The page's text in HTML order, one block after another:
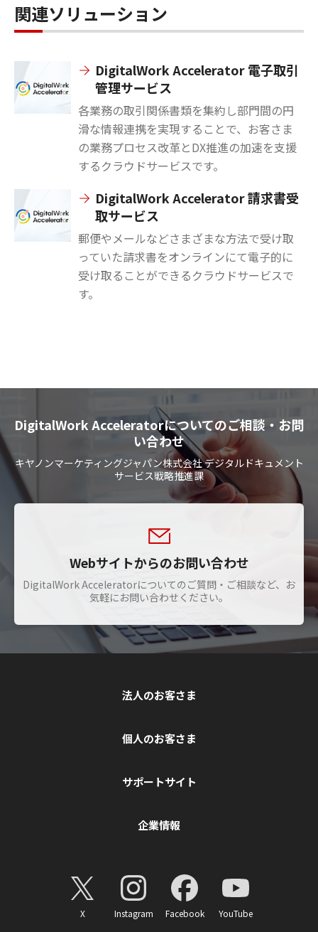
関連ソリューション
DigitalWork Accelerator 電子取引
管理サービス
各業務の取引関係書類を集約し部門間の円
滑な情報連携を実現することで、お客さま
の業務プロセス改革とDX推進の加速を支援
するクラウドサービスです。
DigitalWork Accelerator 請求書受
取サービス
郵便やメールなどさまざまな方法で受け取
っていた請求書をオンラインにて電子的に
受け取ることができるクラウドサービスで
す。
DigitalWork Acceleratorについてのご相談・お問
い合わせ
キヤノンマーケティングジャパン株式会社 デジタルドキュメント
サービス戦略推進課
Webサイトからのお問い合わせ
DigitalWork Acceleratorについてのご質問・ご相談など、お
気軽にお問い合わせください。
法人のお客さま
個人のお客さま
サポートサイト
企業情報
X Instagram Facebook YouTube